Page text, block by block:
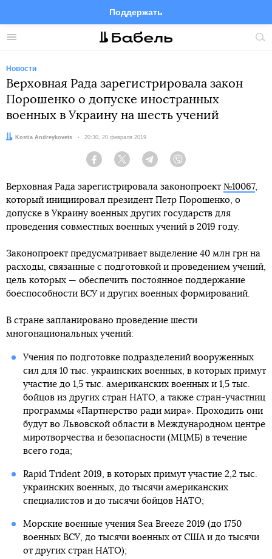
Меню
Поддержать
FacebookTelegramTwitter
Новости
Верховная Рада зарегистрировала закон
Порошенко о допуске иностранных
военных в Украину на шесть учений
Автор:Kostia Andreykovets Дата:
20:30, 20 февраля 2019
Facebook Twitter Telegram
Верховная Рада зарегистрировала законопроект №10067,
который инициировал президент Петр Порошенко, о
допуске в Украину военных других государств для
проведения совместных военных учений в 2019 году.
Законопроект предусматривает выделение 40 млн грн на
расходы, связанные с подготовкой и проведением учений,
цель которых — обеспечить постоянное поддержание
боеспособности ВСУ и других военных формирований.
В стране запланировано проведение шести
многонациональных учений:
Учения по подготовке подразделений вооруженных
сил для 10 тыс. украинских военных, в которых примут
участие до 1,5 тыс. американских военных и 1,5 тыс.
бойцов из других стран НАТО, а также стран-участниц
программы «Партнерство ради мира». Проходить они
будут во Львовской области в Международном центре
миротворчества и безопасности (МЦМБ) в течение
всего года;
Rapid Trident 2019, в которых примут участие 2,2 тыс.
украинских военных, до тысячи американских
специалистов и до тысячи бойцов НАТО;
Морские военные учения Sea Breeze 2019 (до 1750
военных ВСУ, до тысячи военных от США и до тысячи
от других стран НАТО);